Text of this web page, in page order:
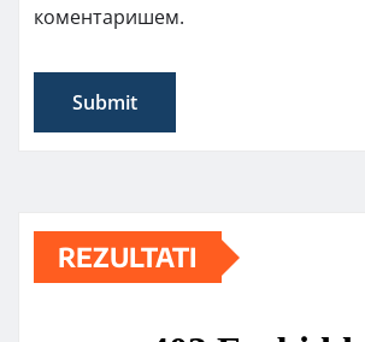
коментаришем.
REZULTATI